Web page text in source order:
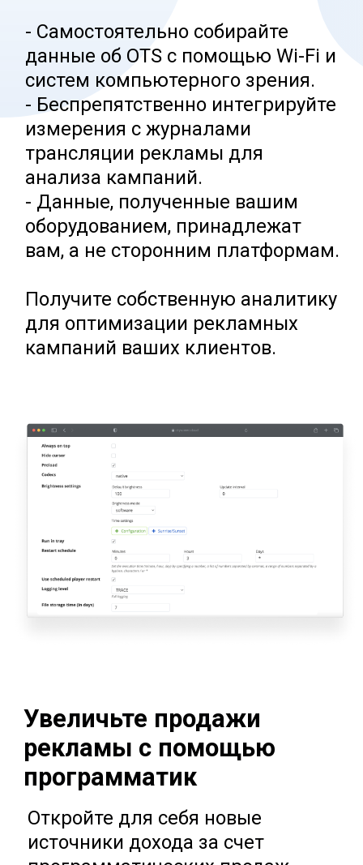
Используйте преимущества
программатика, сохранении
гибкость для максимизации
доходов от всей клиентской базы.